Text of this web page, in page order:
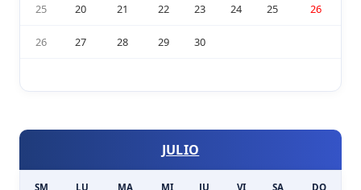
25 20 21 22 23 24 25 26
26 27 28 29 30
JULIO
SM LU MA MI JU VI SA DO